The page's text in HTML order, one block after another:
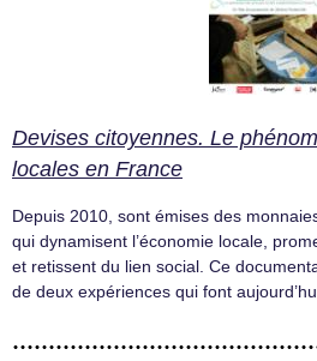
Devises citoyennes. Le
locales en France
Depuis 2010, sont émises des
qui dynamisent l’économie locale,
et retissent du lien social. Ce
de deux expériences qui font